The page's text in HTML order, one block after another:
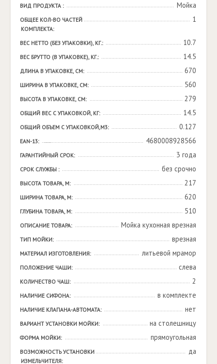
ВИД ПРОДУКТА : Мойка
ОБЩЕЕ КОЛ-ВО ЧАСТЕЙ
КОМПЛЕКТА:
1
ВЕС НЕТТО (БЕЗ УПАКОВКИ), КГ.: 10.7
ВЕС БРУТТО (В УПАКОВКЕ), КГ.: 14.5
ДЛИНА В УПАКОВКЕ, СМ: 670
ШИРИНА В УПАКОВКЕ, СМ: 560
ВЫСОТА В УПАКОВКЕ, СМ: 279
ОБЩИЙ ВЕС С УПАКОВКОЙ, КГ: 14.5
ОБЩИЙ ОБЪЕМ С УПАКОВКОЙ,М3: 0.127
EAN-13: 4680008928566
ГАРАНТИЙНЫЙ СРОК: 3 года
СРОК СЛУЖБЫ : без срочно
ВЫСОТА ТОВАРА, М: 217
ШИРИНА ТОВАРА, М: 620
ГЛУБИНА ТОВАРА, М: 510
ОПИСАНИЕ ТОВАРА: Мойка кухонная врезная
ТИП МОЙКИ: врезная
МАТЕРИАЛ ИЗГОТОВЛЕНИЯ: литьевой мрамор
ПОЛОЖЕНИЕ ЧАШИ: слева
КОЛИЧЕСТВО ЧАШ: 2
НАЛИЧИЕ СИФОНА: в комплекте
НАЛИЧИЕ КЛАПАНА-АВТОМАТА: нет
ВАРИАНТ УСТАНОВКИ МОЙКИ: на столешницу
ФОРМА МОЙКИ: прямоугольная
ВОЗМОЖНОСТЬ УСТАНОВКИ
ИЗМЕЛЬЧИТЕЛЯ:
да